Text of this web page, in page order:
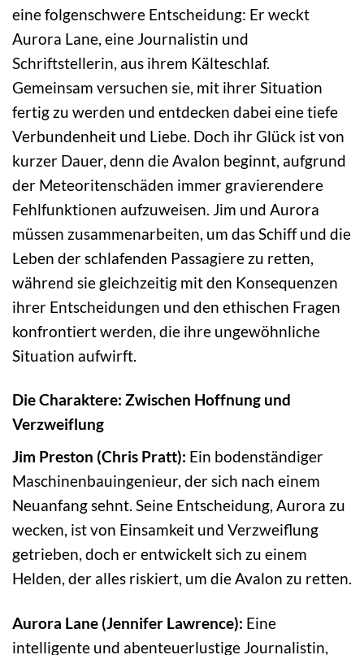
eine folgenschwere Entscheidung: Er weckt
Aurora Lane, eine Journalistin und
Schriftstellerin, aus ihrem Kälteschlaf.
Gemeinsam versuchen sie, mit ihrer Situation
fertig zu werden und entdecken dabei eine tiefe
Verbundenheit und Liebe. Doch ihr Glück ist von
kurzer Dauer, denn die Avalon beginnt, aufgrund
der Meteoritenschäden immer gravierendere
Fehlfunktionen aufzuweisen. Jim und Aurora
müssen zusammenarbeiten, um das Schiff und die
Leben der schlafenden Passagiere zu retten,
während sie gleichzeitig mit den Konsequenzen
ihrer Entscheidungen und den ethischen Fragen
konfrontiert werden, die ihre ungewöhnliche
Situation aufwirft.
Die Charaktere: Zwischen Hoffnung und
Verzweiflung
Jim Preston (Chris Pratt): Ein bodenständiger
Maschinenbauingenieur, der sich nach einem
Neuanfang sehnt. Seine Entscheidung, Aurora zu
wecken, ist von Einsamkeit und Verzweiflung
getrieben, doch er entwickelt sich zu einem
Helden, der alles riskiert, um die Avalon zu retten.
Aurora Lane (Jennifer Lawrence): Eine
intelligente und abenteuerlustige Journalistin,